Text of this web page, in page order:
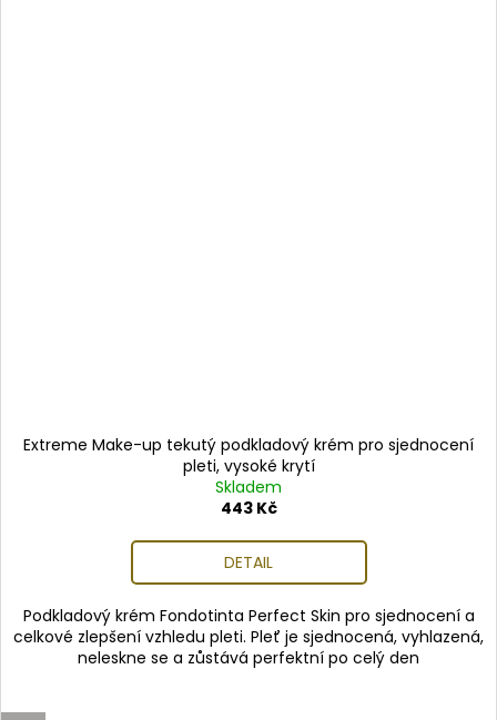
Extreme Make-up tekutý podkladový krém pro sjednocení
pleti, vysoké krytí
Skladem
443 Kč
DETAIL
Podkladový krém Fondotinta Perfect Skin pro sjednocení a
celkové zlepšení vzhledu pleti. Pleť je sjednocená, vyhlazená,
neleskne se a zůstává perfektní po celý den